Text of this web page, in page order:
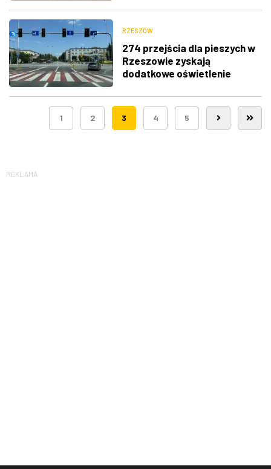
RZESZÓW
274 przejścia dla pieszych w
Rzeszowie zyskają
dodatkowe oświetlenie
1 2 3 4 5
REKLAMA